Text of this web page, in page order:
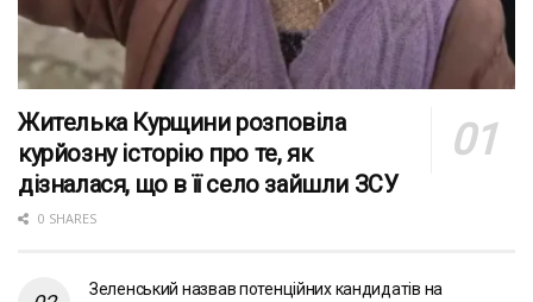
Жителька Курщини розповіла
курйозну історію про те, як
дізналася, що в її село зайшли ЗСУ
0 SHARES
Зеленський назвав потенційних кандидатів на